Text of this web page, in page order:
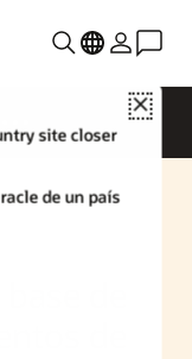
Close
site closer
de un país
de
de